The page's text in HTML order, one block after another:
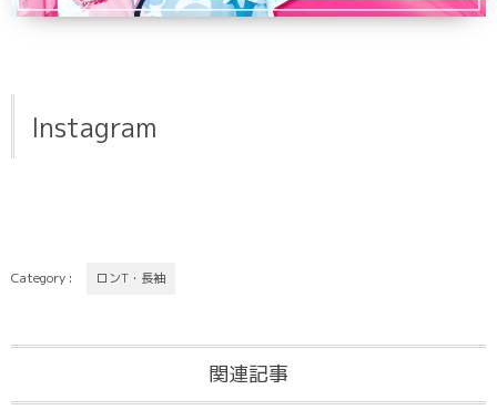
Instagram
Category : ロンT・長袖
関連記事